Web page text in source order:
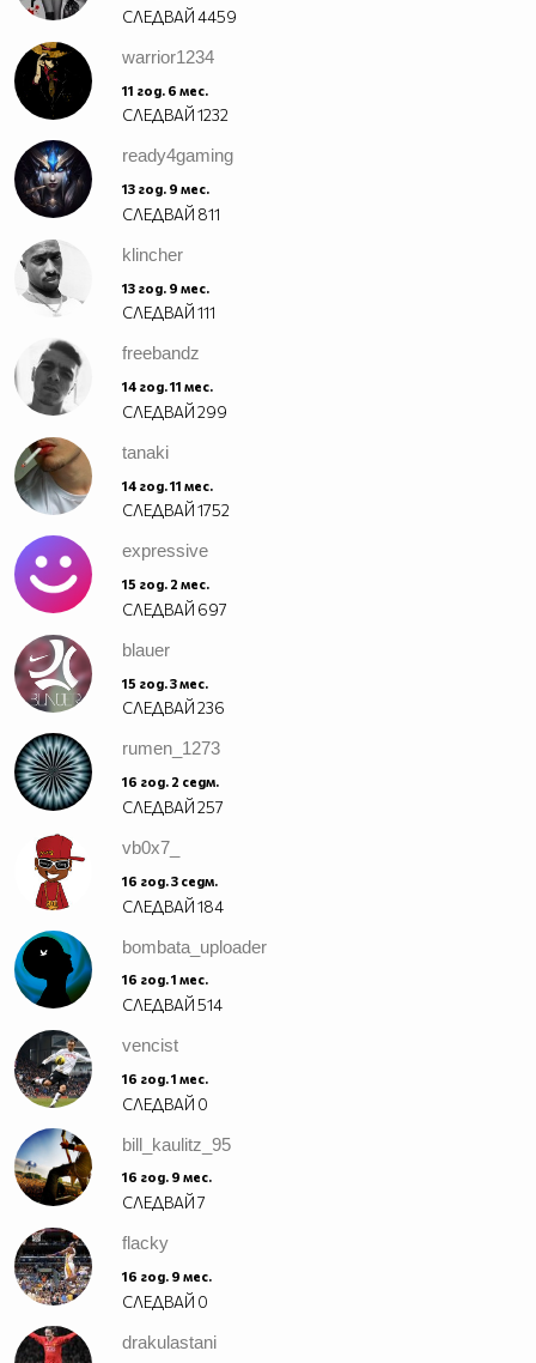
СЛЕДВАЙ4459
warrior1234
11 год. 6 мес.
СЛЕДВАЙ1232
ready4gaming
13 год. 9 мес.
СЛЕДВАЙ 811
klincher
13 год. 9 мес.
СЛЕДВАЙ111
freebandz
14 год. 11 мес.
СЛЕДВАЙ299
tanaki
14 год. 11 мес.
СЛЕДВАЙ1752
expressive
15 год. 2 мес.
СЛЕДВАЙ 697
blauer
15 год. 3 мес.
СЛЕДВАЙ236
rumen_1273
16 год. 2 седм.
СЛЕДВАЙ257
vb0x7_
16 год. 3 седм.
СЛЕДВАЙ184
bombata_uploader
16 год. 1 мес.
СЛЕДВАЙ514
vencist
16 год. 1 мес.
СЛЕДВАЙ 0
bill_kaulitz_95
16 год. 9 мес.
СЛЕДВАЙ7
flacky
16 год. 9 мес.
СЛЕДВАЙ 0
drakulastani